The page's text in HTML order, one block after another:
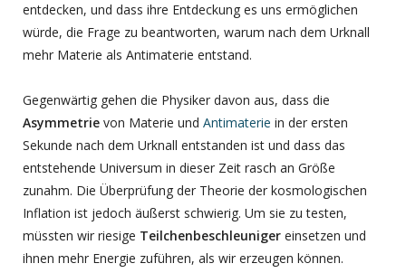
entdecken, und dass ihre Entdeckung es uns ermöglichen
würde, die Frage zu beantworten, warum nach dem Urknall
mehr Materie als Antimaterie entstand.
Gegenwärtig gehen die Physiker davon aus, dass die
Asymmetrie von Materie und Antimaterie in der ersten
Sekunde nach dem Urknall entstanden ist und dass das
entstehende Universum in dieser Zeit rasch an Größe
zunahm. Die Überprüfung der Theorie der kosmologischen
Inflation ist jedoch äußerst schwierig. Um sie zu testen,
müssten wir riesige Teilchenbeschleuniger einsetzen und
ihnen mehr Energie zuführen, als wir erzeugen können.